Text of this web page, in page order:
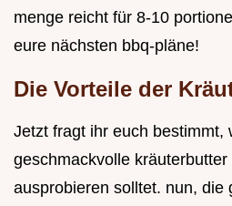
menge reicht für 8-10
eure nächsten bbq-pläne!
Die Vorteile der
Jetzt fragt ihr euch bestimmt,
geschmackvolle
ausprobieren solltet. nun, die